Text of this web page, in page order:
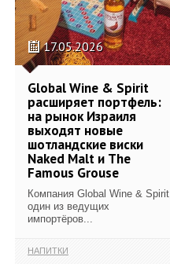
17.05.2026
Global Wine & Spirit
расширяет портфель:
на рынок Израиля
выходят новые
шотландские виски
Naked Malt и The
Famous Grouse
Компания Global Wine & Spirit,
один из ведущих
импортёров...
НАПИТКИ